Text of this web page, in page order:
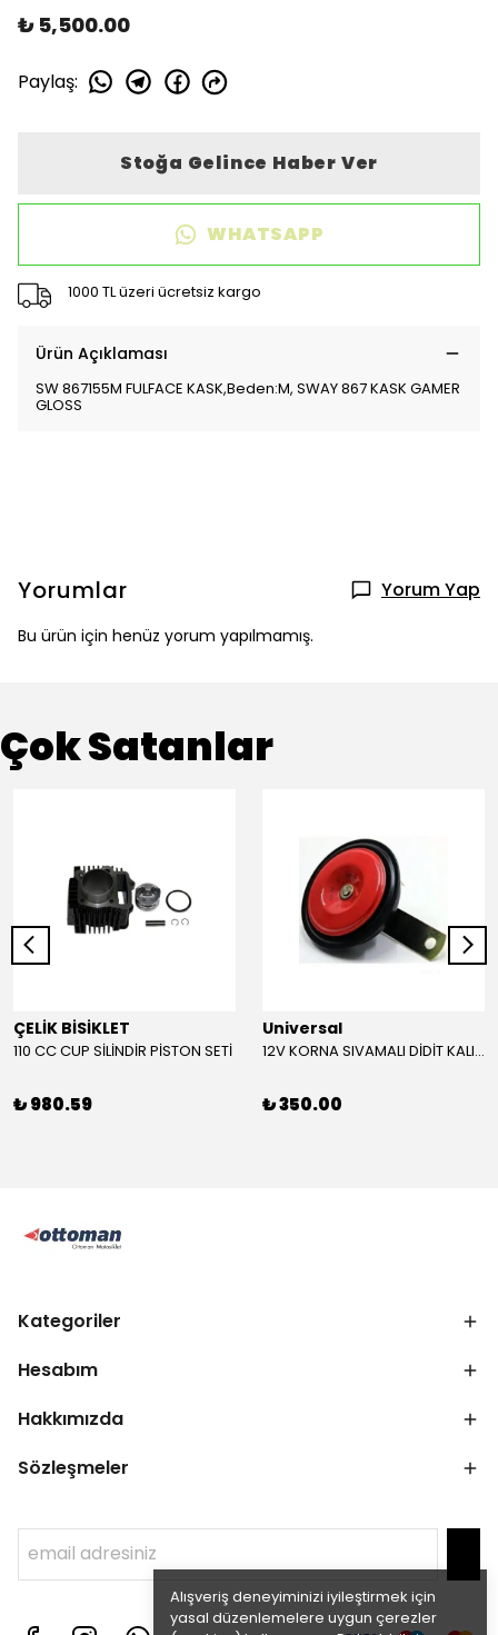
Alışveriş deneyiminizi iyileştirmek için
yasal düzenlemelere uygun çerezler
₺ 5,500.00
Paylaş:
Stoğa Gelince Haber Ver
WHATSAPP
1000 TL üzeri ücretsiz kargo
Ürün Açıklaması
SW 867155M FULFACE KASK,Beden:M, SWAY 867 KASK GAMER
GLOSS
Yorumlar Yorum Yap
Bu ürün için henüz yorum yapılmamış.
Çok Satanlar
ÇELİK BİSİKLET
110 CC CUP SİLİNDİR PİSTON SETİ
₺ 980.59
Universal
12V KORNA SIVAMALI DİDİT KALIN SESLİ (KIRMIZI)
₺ 350.00
Kategoriler
Hesabım
Hakkımızda
Sözleşmeler